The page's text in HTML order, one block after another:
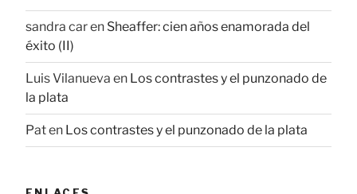
sandra caren Sheaffer: cien años enamorada del
éxito (II)
Luis Vilanueva en Los contrastes y el punzonado de
la plata
Paten Los contrastes y el punzonado de la plata